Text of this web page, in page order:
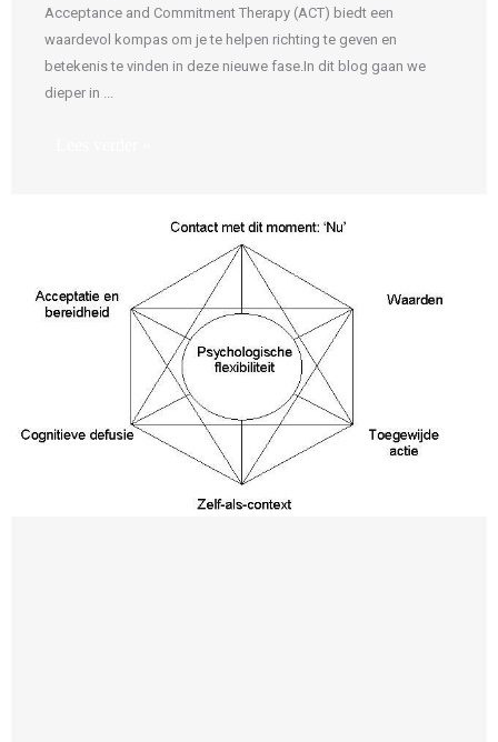
Acceptance and Commitment Therapy (ACT) biedt een
waardevol kompas om je te helpen richting te geven en
betekenis te vinden in deze nieuwe fase.In dit blog gaan we
dieper in ...